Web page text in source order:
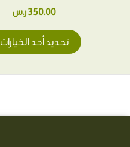
350.00ر.س
تحديد أحد الخيارات